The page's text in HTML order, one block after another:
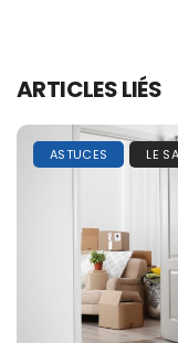
ARTICLES LIÉS
ASTUCES LE